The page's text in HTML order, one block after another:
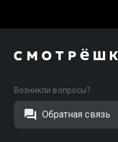
Возникли вопросы?
Обратная связь